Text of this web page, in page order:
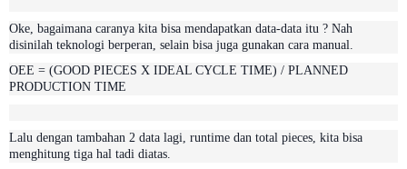
Oke, bagaimana caranya kita bisa mendapatkan data-data itu ? Nah
disinilah teknologi berperan, selain bisa juga gunakan cara manual.
OEE = (GOOD PIECES X IDEAL CYCLE TIME) / PLANNED
PRODUCTION TIME
Lalu dengan tambahan 2 data lagi, runtime dan total pieces, kita bisa
menghitung tiga hal tadi diatas.